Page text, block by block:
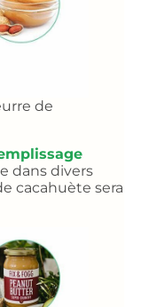
de
dans divers
cacahuète sera